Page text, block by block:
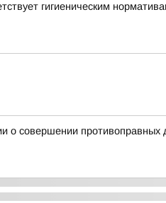
гигиеническим
совершении